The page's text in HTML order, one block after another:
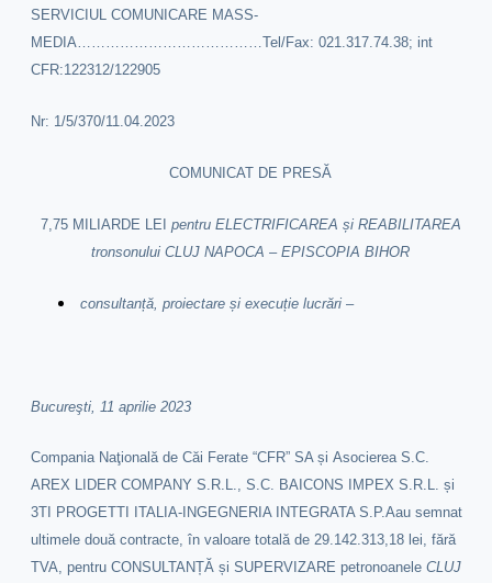
SERVICIUL COMUNICARE MASS-
MEDIA…………………………………Tel/Fax: 021.317.74.38; int
CFR:122312/122905
Nr: 1/5/370/11.04.2023
COMUNICAT DE PRESĂ
7,75 MILIARDE LEI pentru ELECTRIFICAREA și REABILITAREA
tronsonului CLUJ NAPOCA – EPISCOPIA BIHOR
consultanță, proiectare și execuție lucrări–
Bucureşti, 11 aprilie 2023
Compania Naţională de Căi Ferate “CFR” SA și Asocierea S.C.
AREX LIDER COMPANY S.R.L., S.C. BAICONS IMPEX S.R.L. și
3TI PROGETTI ITALIA-INGEGNERIA INTEGRATA S.P.Aau semnat
ultimele două contracte, în valoare totală de 29.142.313,18 lei, fără
TVA, pentru CONSULTANȚĂ și SUPERVIZARE petronoaneleCLUJ